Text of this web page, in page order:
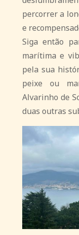
percorrer a
e
Siga então
marítima e
pela sua
peixe ou
Alvarinho de
duas outras